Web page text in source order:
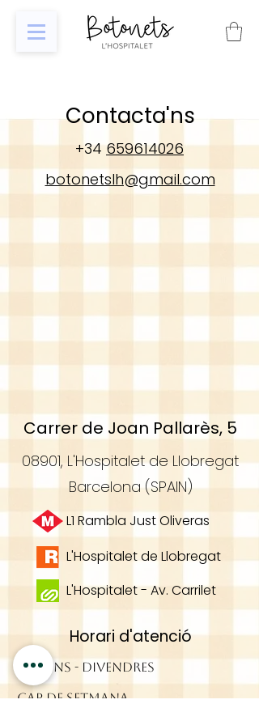
Contacta'ns
+34659614026
botonetslh@gmail.com
Carrer de Joan Pallarès, 5
08901, L'Hospitalet de Llobregat
Barcelona (SPAIN)
L1 Rambla Just Oliveras
L'Hospitalet de Llobregat
L'Hospitalet - Av. Carrilet
Horari d'atenció
DILLUNS - DIVENDRES
CAP DE SETMANA